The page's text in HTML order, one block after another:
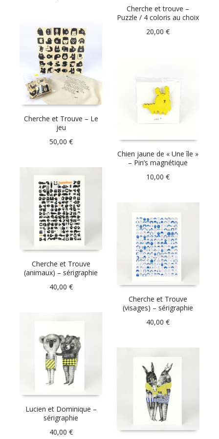
Cherche et trouve –
Puzzle / 4 coloris au choix
20,00€
Cherche et Trouve – Le
jeu
50,00 €
Chien jaune de « Une île »
– Pin’s magnétique
10,00€
Cherche et Trouve
(animaux) – sérigraphie
40,00 €
Cherche et Trouve
(visages) – sérigraphie
40,00€
Lucien et Dominique –
sérigraphie
40,00 €